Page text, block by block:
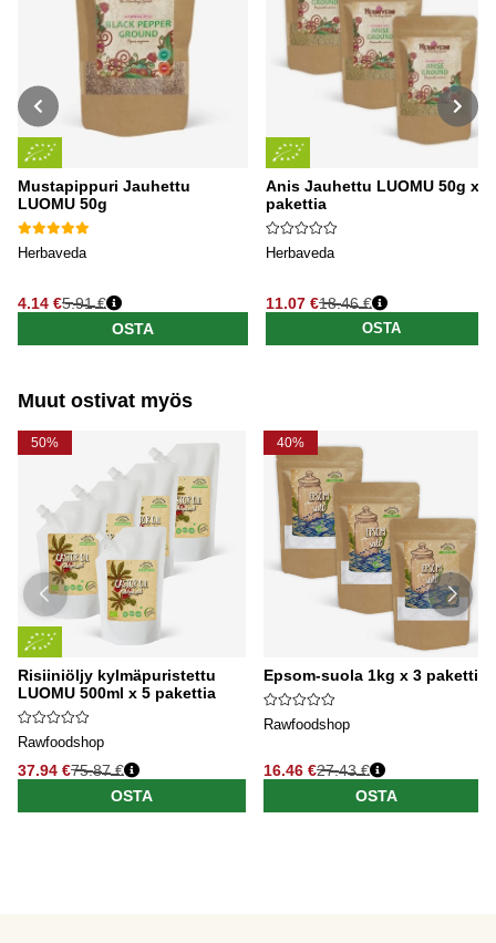
Mustapippuri Jauhettu
LUOMU 50g
Herbaveda
4.14 €
Normaali hinta
5.91 €
OSTA
Anis Jauhettu LUOMU 50g x 3
pakettia
Herbaveda
11.07 €
Normaali hinta
18.46 €
OSTA
Muut ostivat myös
50%
Risiiniöljy kylmäpuristettu
LUOMU 500ml x 5 pakettia
Rawfoodshop
37.94 €75.87 €
OSTA
40%
Epsom-suola 1kg x 3 pakettia
Rawfoodshop
16.46 €27.43 €
OSTA